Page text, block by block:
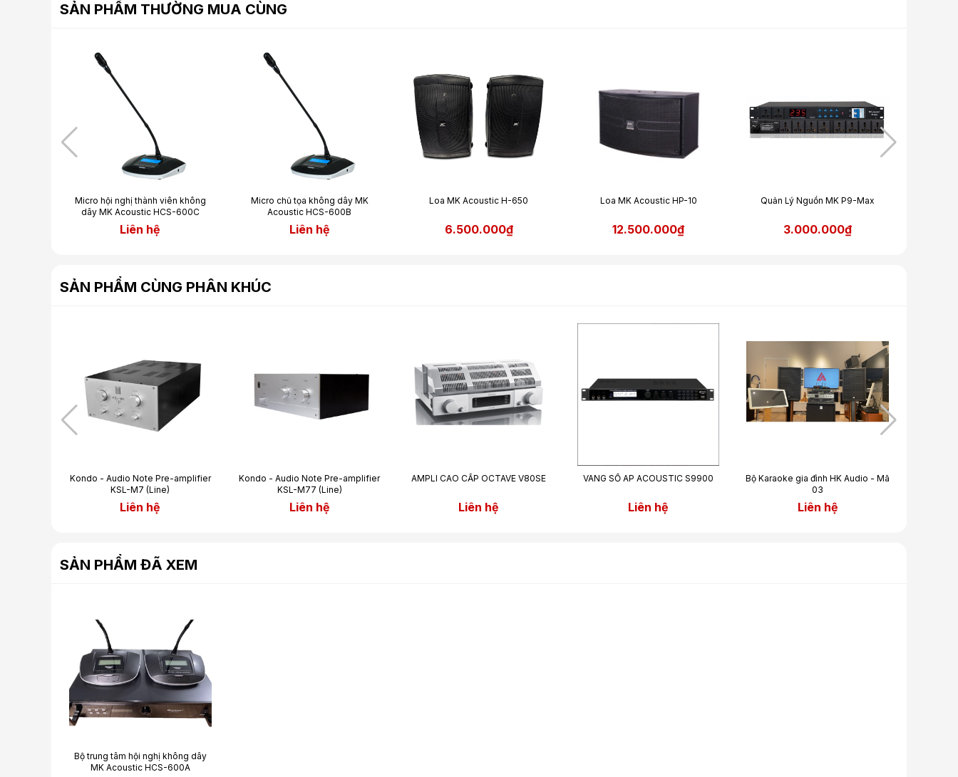
SẢN PHẨM THƯỜNG MUA CÙNG
Micro hội nghị thành viên không
dây MK Acoustic HCS-600C
Liên hệ
Micro chủ tọa không dây MK
Acoustic HCS-600B
Liên hệ
Loa MK Acoustic H-650
6.500.000₫
Loa MK Acoustic HP-10
12.500.000₫
Quản Lý Nguồn MK P9-Max
3.000.000₫
SẢN PHẨM CÙNG PHÂN KHÚC
Kondo - Audio Note Pre-amplifier
KSL-M7 (Line)
Liên hệ
Kondo - Audio Note Pre-amplifier
KSL-M77 (Line)
Liên hệ
AMPLI CAO CẤP OCTAVE V80SE
Liên hệ
VANG SỐ AP ACOUSTIC S9900
Liên hệ
Bộ Karaoke gia đình HK Audio - Mã
03
Liên hệ
SẢN PHẨM ĐÃ XEM
Bộ trung tâm hội nghị không dây
MK Acoustic HCS-600A